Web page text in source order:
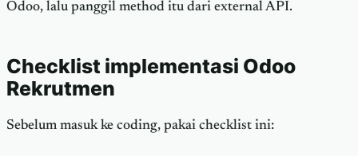
Odoo, lalu panggil method itu dari external API.
Checklist implementasi Odoo
Rekrutmen
Sebelum masuk ke coding, pakai checklist ini: